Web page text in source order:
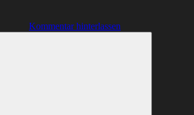
Kommentar hinterlassen